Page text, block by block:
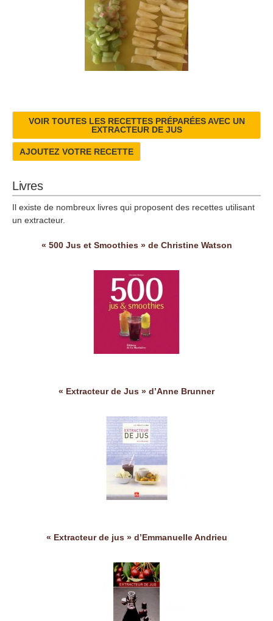
VOIR TOUTES LES RECETTES PRÉPARÉES AVEC UN
EXTRACTEUR DE JUS
AJOUTEZ VOTRE RECETTE
Livres
Il existe de nombreux livres qui proposent des recettes utilisant
un extracteur.
« 500 Jus et Smoothies » de Christine Watson
« Extracteur de Jus » d’Anne Brunner
« Extracteur de jus » d’Emmanuelle Andrieu